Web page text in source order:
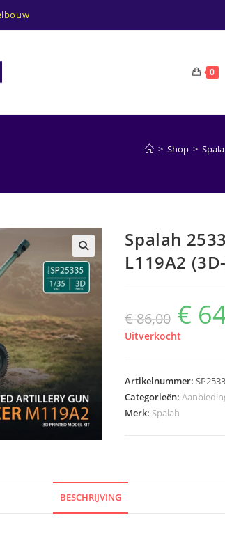
0
> Shop >
Spalah
L119A2
€86,00 prijs
was:
€ 86,00.
€
Uitverkocht
Artikelnummer:
Categorieën:
Merk: Spalah
BESCHRIJVING